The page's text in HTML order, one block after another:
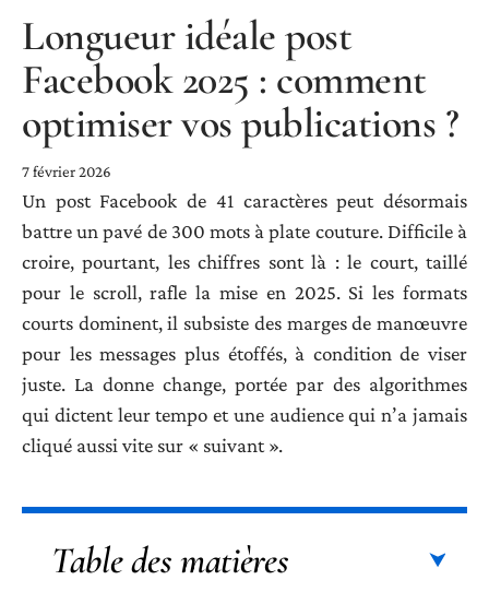
Longueur idéale post
Facebook 2025 : comment
optimiser vos publications ?
7 février 2026
Un post Facebook de 41 caractères peut désormais
battre un pavé de 300 mots à plate couture. Difficile à
croire, pourtant, les chiffres sont là : le court, taillé
pour le scroll, rafle la mise en 2025. Si les formats
courts dominent, il subsiste des marges de manœuvre
pour les messages plus étoffés, à condition de viser
juste. La donne change, portée par des algorithmes
qui dictent leur tempo et une audience qui n’a jamais
cliqué aussi vite sur « suivant ».
Table des matières